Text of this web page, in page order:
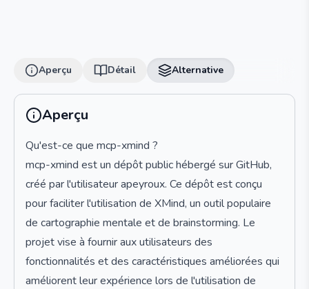
Aperçu Détail Alternative
Aperçu
Qu'est-ce que mcp-xmind ?
mcp-xmind est un dépôt public hébergé sur GitHub,
créé par l'utilisateur apeyroux. Ce dépôt est conçu
pour faciliter l'utilisation de XMind, un outil populaire
de cartographie mentale et de brainstorming. Le
projet vise à fournir aux utilisateurs des
fonctionnalités et des caractéristiques améliorées qui
améliorent leur expérience lors de l'utilisation de